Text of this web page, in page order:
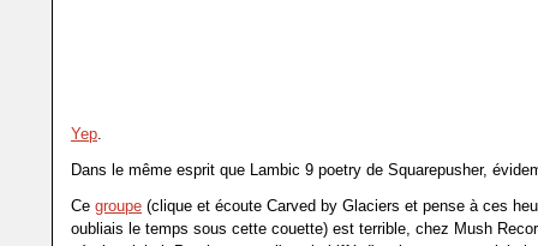
Yep
Dans le même esprit que Lambic 9 poetry de Squarepusher,
Ce groupe (clique et écoute Carved by Glaciers et pense à ces
oubliais le temps sous cette couette) est terrible, chez Mush